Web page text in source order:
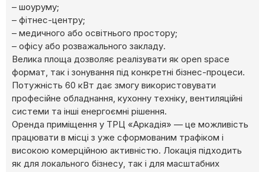
– шоуруму;
– фітнес-центру;
– медичного або освітнього простору;
– офісу або розважального закладу.
Велика площа дозволяє реалізувати як open space
формат, так і зонування під конкретні бізнес-процеси.
Потужність 60 кВт дає змогу використовувати
професійне обладнання, кухонну техніку, вентиляційні
системи та інші енергоємні рішення.
Оренда приміщення у ТРЦ «Аркадія» — це можливість
працювати в місці з уже сформованим трафіком і
високою комерційною активністю. Локація підходить
як для локального бізнесу, так і для масштабних